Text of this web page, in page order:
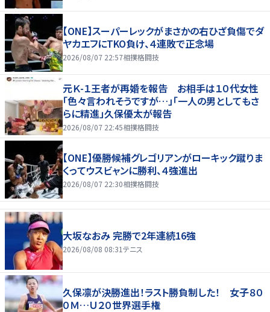
【ONE】スーパーレックがまさかの右ひざ負傷でダ
ヤカエフにTKO負け、４連敗で正念場
2026/08/07 22:57相撲格闘技
元Ｋ-１王者が再婚を報告 お相手は１０代女性
「色々言われそうですが…」「一人の男としてもさ
らに精進」久保優太が報告
2026/08/07 22:45相撲格闘技
【ONE】優勝候補グレゴリアンがローキック蹴りま
くってウスビャンに勝利、４強進出
2026/08/07 22:30相撲格闘技
大坂なおみ 完勝で2年連続16強
2026/08/08 08:31テニス
久保凛が決勝進出！ラスト勝負制した！ 女子８０
０Ｍ…Ｕ２０世界選手権